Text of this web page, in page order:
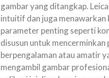
gambar yang ditangkap.
intuitif dan juga
parameter penting seperti
disusun untuk
berpengalaman atau amatir
mengambil gambar